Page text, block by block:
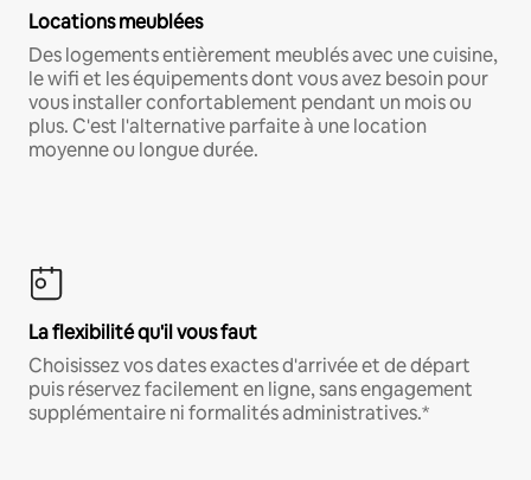
Locations meublées
Des logements entièrement meublés avec une cuisine,
le wifi et les équipements dont vous avez besoin pour
vous installer confortablement pendant un mois ou
plus. C'est l'alternative parfaite à une location
moyenne ou longue durée.
La flexibilité qu'il vous faut
Choisissez vos dates exactes d'arrivée et de départ
puis réservez facilement en ligne, sans engagement
supplémentaire ni formalités administratives.*